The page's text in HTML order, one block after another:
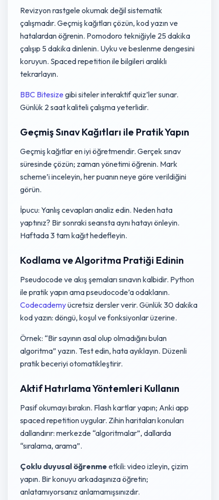
Revizyon rastgele okumak değil sistematik
çalışmadır. Geçmiş kağıtları çözün, kod yazın ve
hatalardan öğrenin. Pomodoro tekniğiyle 25 dakika
çalışıp 5 dakika dinlenin. Uyku ve beslenme dengesini
koruyun. Spaced repetition ile bilgileri aralıklı
tekrarlayın.
BBC Bitesize gibi siteler interaktif quiz’ler sunar.
Günlük 2 saat kaliteli çalışma yeterlidir.
Geçmiş Sınav Kağıtları ile Pratik Yapın
Geçmiş kağıtlar en iyi öğretmendir. Gerçek sınav
süresinde çözün; zaman yönetimi öğrenin. Mark
scheme’i inceleyin, her puanın neye göre verildiğini
görün.
İpucu: Yanlış cevapları analiz edin. Neden hata
yaptınız? Bir sonraki seansta aynı hatayı önleyin.
Haftada 3 tam kağıt hedefleyin.
Kodlama ve Algoritma Pratiği Edinin
Pseudocode ve akış şemaları sınavın kalbidir. Python
ile pratik yapın ama pseudocode’a odaklanın.
Codecademyücretsiz dersler verir. Günlük 30 dakika
kod yazın: döngü, koşul ve fonksiyonlar üzerine.
Örnek: “Bir sayının asal olup olmadığını bulan
algoritma” yazın. Test edin, hata ayıklayın. Düzenli
pratik beceriyi otomatikleştirir.
Aktif Hatırlama Yöntemleri Kullanın
Pasif okumayı bırakın. Flash kartlar yapın; Anki app
spaced repetition uygular. Zihin haritaları konuları
dallandırır: merkezde “algoritmalar”, dallarda
“sıralama, arama”.
Çoklu duyusal öğrenme etkili: video izleyin, çizim
yapın. Bir konuyu arkadaşınıza öğretin;
anlatamıyorsanız anlamamışsınızdır.